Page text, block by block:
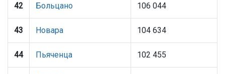
42 Больцано 106 044
43 Новара 104 634
44 Пьяченца 102 455